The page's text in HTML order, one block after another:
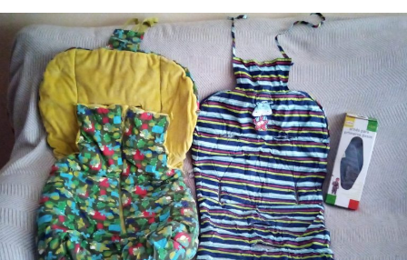
carrito
bebé
y
arnés
primeros
pasos